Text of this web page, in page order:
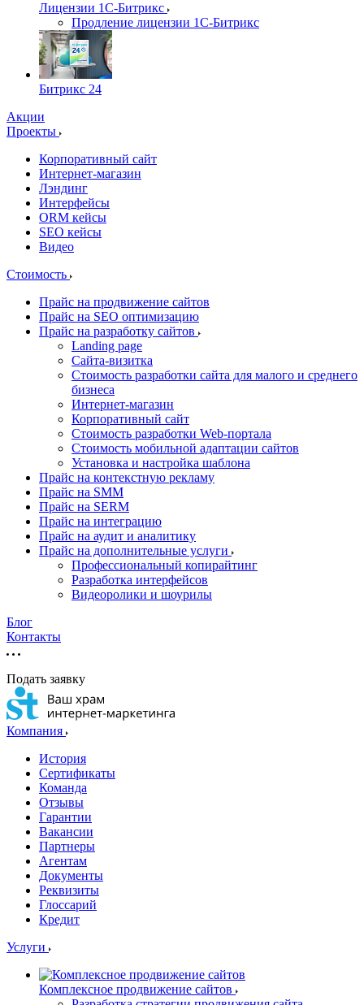
Лицензии 1С-Битрикс
Продление лицензии 1С-Битрикс
Битрикс 24
Акции
Проекты
Корпоративный сайт
Интернет-магазин
Лэндинг
Интерфейсы
ORM кейсы
SEO кейсы
Видео
Стоимость
Прайс на продвижение сайтов
Прайс на SEO оптимизацию
Прайс на разработку сайтов
Landing page
Cайта-визитка
Стоимость разработки сайта для малого и среднего
бизнеса
Интернет-магазин
Корпоративный сайт
Стоимость разработки Web-портала
Стоимость мобильной адаптации сайтов
Установка и настройка шаблона
Прайс на контекстную рекламу
Прайс на SMM
Прайс на SERM
Прайс на интеграцию
Прайс на аудит и аналитику
Прайс на дополнительные услуги
Профессиональный копирайтинг
Разработка интерфейсов
Видеоролики и шоурилы
Блог
Контакты
Подать заявку
Компания
История
Сертификаты
Команда
Отзывы
Гарантии
Вакансии
Партнеры
Агентам
Документы
Реквизиты
Глоссарий
Кредит
Услуги
Комплексное продвижение сайтов